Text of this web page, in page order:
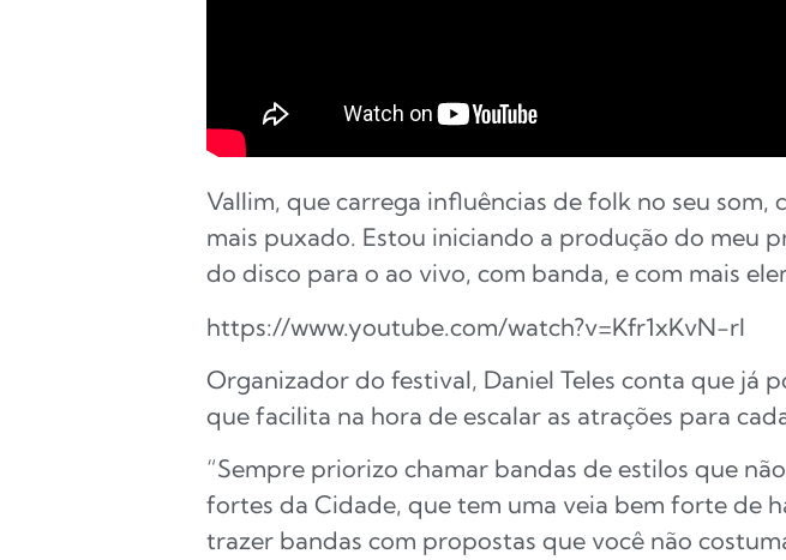
Vallim, que carrega influências de folk no seu
mais puxado. Estou iniciando a produção do meu
do disco para o ao vivo, com banda, e com mais
https://www.youtube.com/watch?v=Kfr1xKvN-rI
Organizador do festival, Daniel Teles conta que já
que facilita na hora de escalar as atrações para
“Sempre priorizo chamar bandas de estilos que
fortes da Cidade, que tem uma veia bem forte de
trazer bandas com propostas que você não